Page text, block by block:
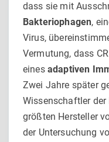
dass sie mit
Bakteriophagen,
Virus,
Vermutung, dass
eines adaptiven
Zwei Jahre später
Wissenschaftler
größten Hersteller
der Untersuchung